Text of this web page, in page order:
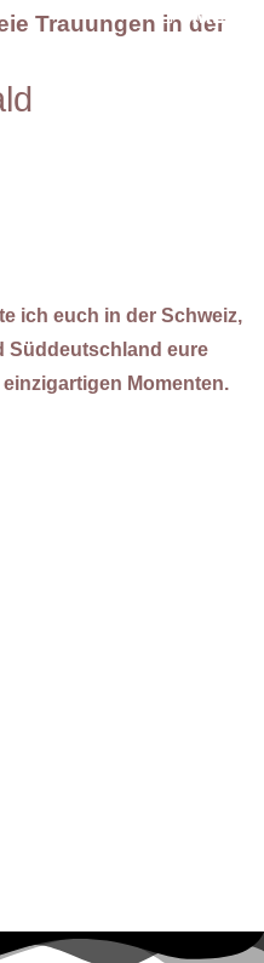
MENÜ
Trauungen in der
ich euch in der Schweiz,
Süddeutschland eure
Momenten.